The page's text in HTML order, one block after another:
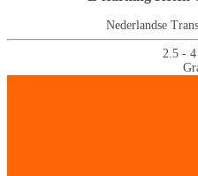
Nederlandse
2.5 - 4